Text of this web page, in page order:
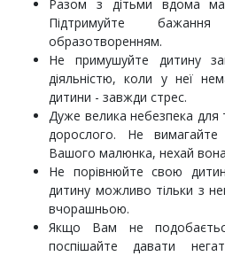
Разом з дітьми вдома
Підтримуйте
образотворенням.
Не примушуйте дитину
діяльністю, коли у неї
дитини - завжди стрес.
Дуже велика небезпека для
дорослого. Не
Вашого малюнка, нехай
Не порівнюйте свою
дитину можливо тільки з
вчорашньою.
Якщо Вам не
поспішайте давати